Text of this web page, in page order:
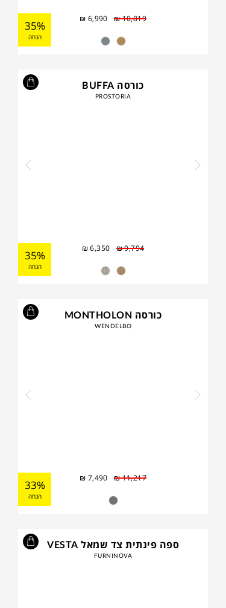
₪10,819
₪ 6,990
35%
הנחה
כורסה BUFFA
PROSTORIA
₪9,794
₪6,350
35%
הנחה
כורסה MONTHOLON
WENDELBO
₪11,217
₪ 7,490
33%
הנחה
ספה פינתית צד שמאל VESTA
FURNINOVA